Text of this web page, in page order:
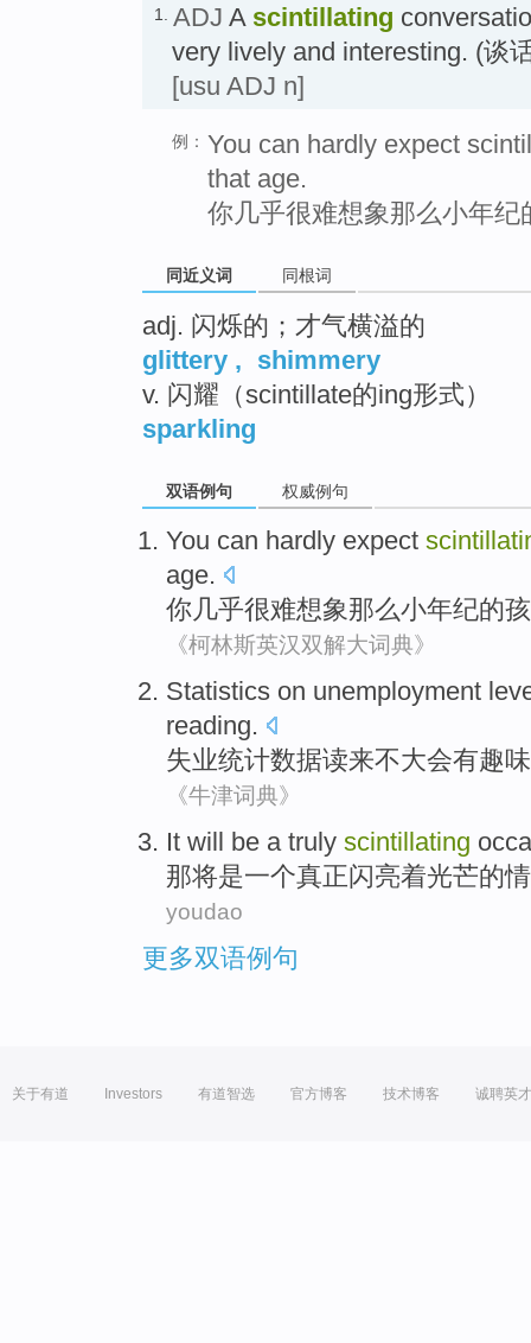
1. ADJ A scintillating
very lively and interesting. (谈
[usu ADJ n]
例： You can hardly expect
that age.
你几乎很难想象那么小年
同近义词 同根词
adj. 闪烁的；才气横溢的
glittery , shimmery
v. 闪耀（scintillate的ing形式）
sparkling
双语例句 权威例句
You can hardly expect
age.
你几乎很难想象那么小年纪的
《柯林斯英汉双解大词典》
Statistics on unemployment
reading.
失业统计数据读来不大会有趣味
《牛津词典》
It will be a truly scintillating
那将是一个真正闪亮着光芒的
youdao
更多双语例句
关于有道 Investors 有道智选 官方博客 技术博客 诚聘英才